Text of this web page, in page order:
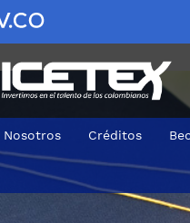
Nosotros Créditos